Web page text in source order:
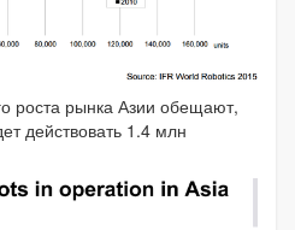
роста рынка Азии обещают,
действовать 1.4 млн